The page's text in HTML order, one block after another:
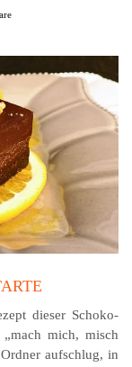
dieser Schoko-
mich, misch
aufschlug, in